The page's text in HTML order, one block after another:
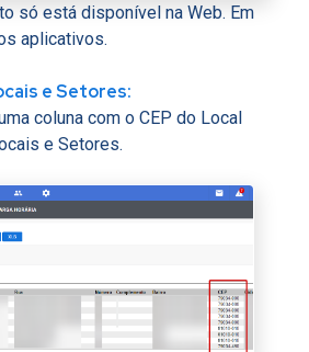
só está disponível na Web. Em
aplicativos.
e Setores:
coluna com o CEP do Local
e Setores.